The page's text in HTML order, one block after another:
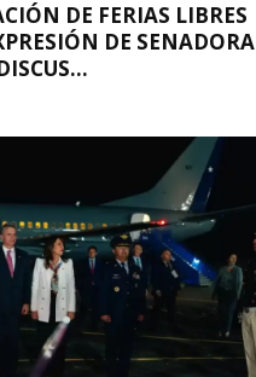
DE FERIAS LIBRES
DE SENADORA